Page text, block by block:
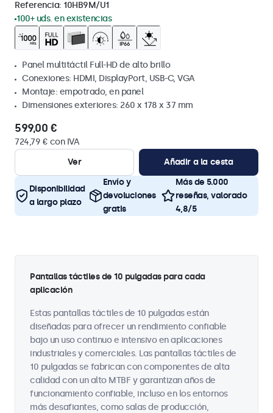
Referencia: 10HB9M/U1
100+ uds. en existencias
Panel multitáctil Full-HD de alto brillo
Conexiones: HDMI, DisplayPort, USB-C, VGA
Montaje: empotrado, en panel
Dimensiones exteriores: 260 x 178 x 37 mm
599,00 €
724,79 € con IVA
Ver
Añadir a la cesta
Disponibilidad
a largo plazo
Envío y
devoluciones
gratis
Más de 5.000
reseñas, valorado
4,8/5
Pantallas táctiles de 10 pulgadas para cada
aplicación
Estas pantallas táctiles de 10 pulgadas están
diseñadas para ofrecer un rendimiento confiable
bajo un uso continuo e intensivo en aplicaciones
industriales y comerciales. Las pantallas táctiles de
10 pulgadas se fabrican con componentes de alta
calidad con un alto MTBF y garantizan años de
funcionamiento confiable, incluso en los entornos
más desafiantes, como salas de producción,